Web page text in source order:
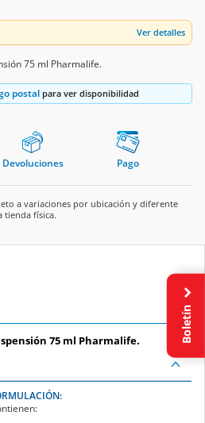
Ver detalles
75 ml Pharmalife.
postal para ver disponibilidad
Devoluciones Pago
a variaciones por ubicación y diferente
tienda física.
75 ml Pharmalife. Boletín